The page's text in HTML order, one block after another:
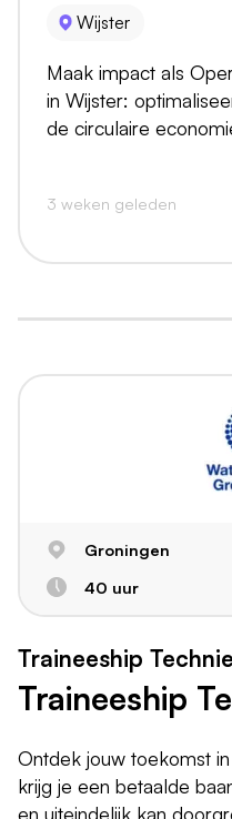
Wijster
Maak impact als
in Wijster:
de circulaire
3 weken geleden
Groningen
40 uur
Traineeship
Traineeship
Ontdek jouw toekomst
krijg je een betaalde
en uiteindelijk kan